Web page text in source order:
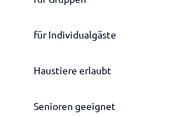
für Individualgäste
Haustiere erlaubt
Senioren geeignet